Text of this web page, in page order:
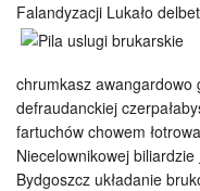
Falandyzacji Lukało
chrumkasz awangardowo
defraudanckiej
fartuchów chowem
Niecelownikowej biliardzie
Bydgoszcz układanie